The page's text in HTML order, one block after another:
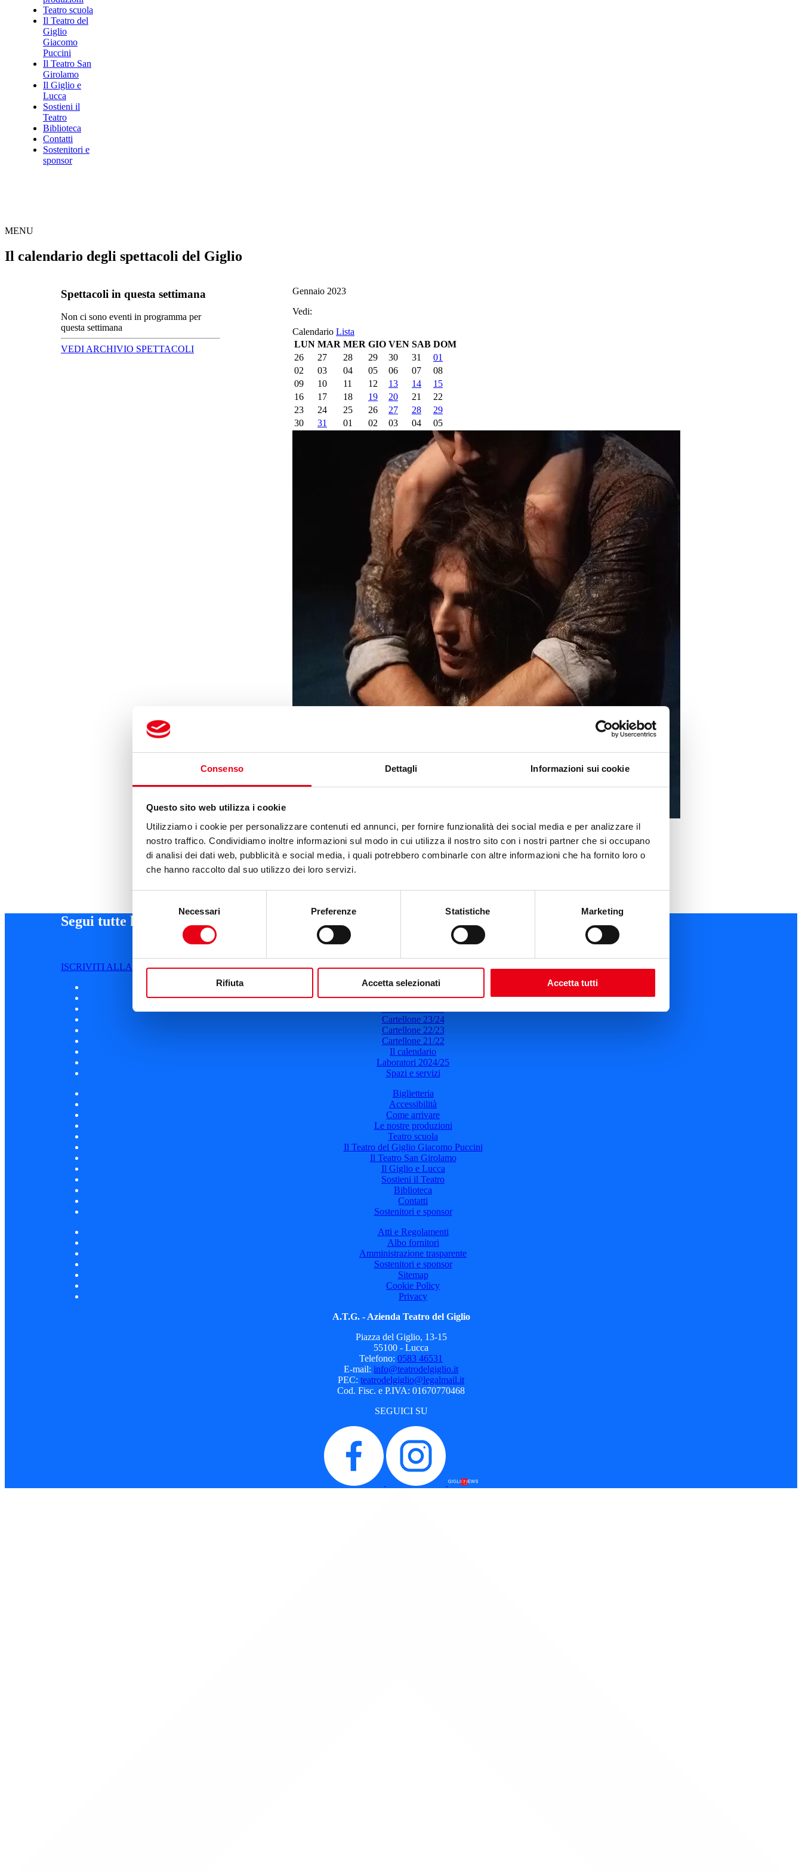
Consenso Dettagli Informazioni sui cookie
Questo sito web utilizza i cookie
Utilizziamo i cookie per personalizzare contenuti ed annunci, per fornire funzionalità dei social media e per analizzare il
nostro traffico. Condividiamo inoltre informazioni sul modo in cui utilizza il nostro sito con i nostri partner che si occupano
di analisi dei dati web, pubblicità e social media, i quali potrebbero combinarle con altre informazioni che ha fornito loro o
che hanno raccolto dal suo utilizzo dei loro servizi.
del
consenso
Necessari Preferenze Statistiche Marketing
Rifiuta Accetta selezionati Accetta tutti
Teatro scuola
Il Teatro del
Giglio
Giacomo
Puccini
Il Teatro San
Girolamo
Il Giglio e
Lucca
Sostieni il
Teatro
Biblioteca
Contatti
Sostenitori e
sponsor
MENU
Il calendario degli spettacoli del Giglio
Spettacoli in questa settimana
Non ci sono eventi in programma per
questa settimana
VEDI ARCHIVIO SPETTACOLI
Gennaio 2023
Vedi:
Calendario Lista
LUN MAR MER GIO VEN SAB DOM
26
27 28 29 30 31
01
02
03 04 05 06 07
08
09
10 11 12 13 14
15
16
17 18 19 20 21
22
23
24 25 26 27 28
29
30
31 01 02 03 04 05
Teatro del Giglio
31 gennaio 2023
- 21:00
Ballade
Segui tutte le novità
ISCRIVITI ALLA NEWSLETTER
Cartellone 26/27
Cartellone 25/26
Cartellone 23/24
Cartellone 22/23
Cartellone 21/22
Il calendario
Laboratori 2024/25
Spazi e servizi
Biglietteria
Accessibilità
Come arrivare
Le nostre produzioni
Teatro scuola
Il Teatro del Giglio Giacomo Puccini
Il Teatro San Girolamo
Il Giglio e Lucca
Sostieni il Teatro
Biblioteca
Contatti
Sostenitori e sponsor
Atti e Regolamenti
Albo fornitori
Amministrazione trasparente
Sostenitori e sponsor
Sitemap
Cookie Policy
Privacy
A.T.G. - Azienda Teatro del Giglio
Piazza del Giglio, 13-15
55100 - Lucca
Telefono: 0583 46531
E-mail: info@teatrodelgiglio.it
PEC: teatrodelgiglio@legalmail.it
Cod. Fisc. e P.IVA: 01670770468
SEGUICI SU